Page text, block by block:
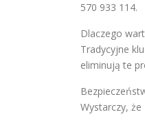
570 933 114.
Dlaczego
Tradycyjne
eliminują te
Wystarczy,